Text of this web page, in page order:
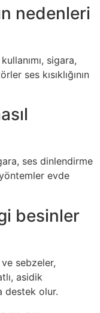
nedenleri
sigara,
ses kısıklığının
ses dinlendirme
evde
besinler
sebzeler,
asidik
destek olur.